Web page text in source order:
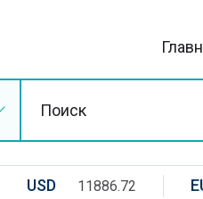
USD 11886.72